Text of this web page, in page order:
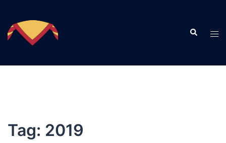
content
Search
Tag: 2019